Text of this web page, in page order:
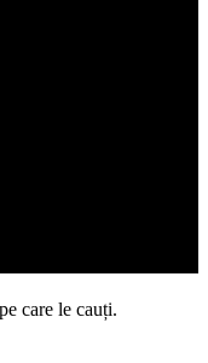
care le cauți.